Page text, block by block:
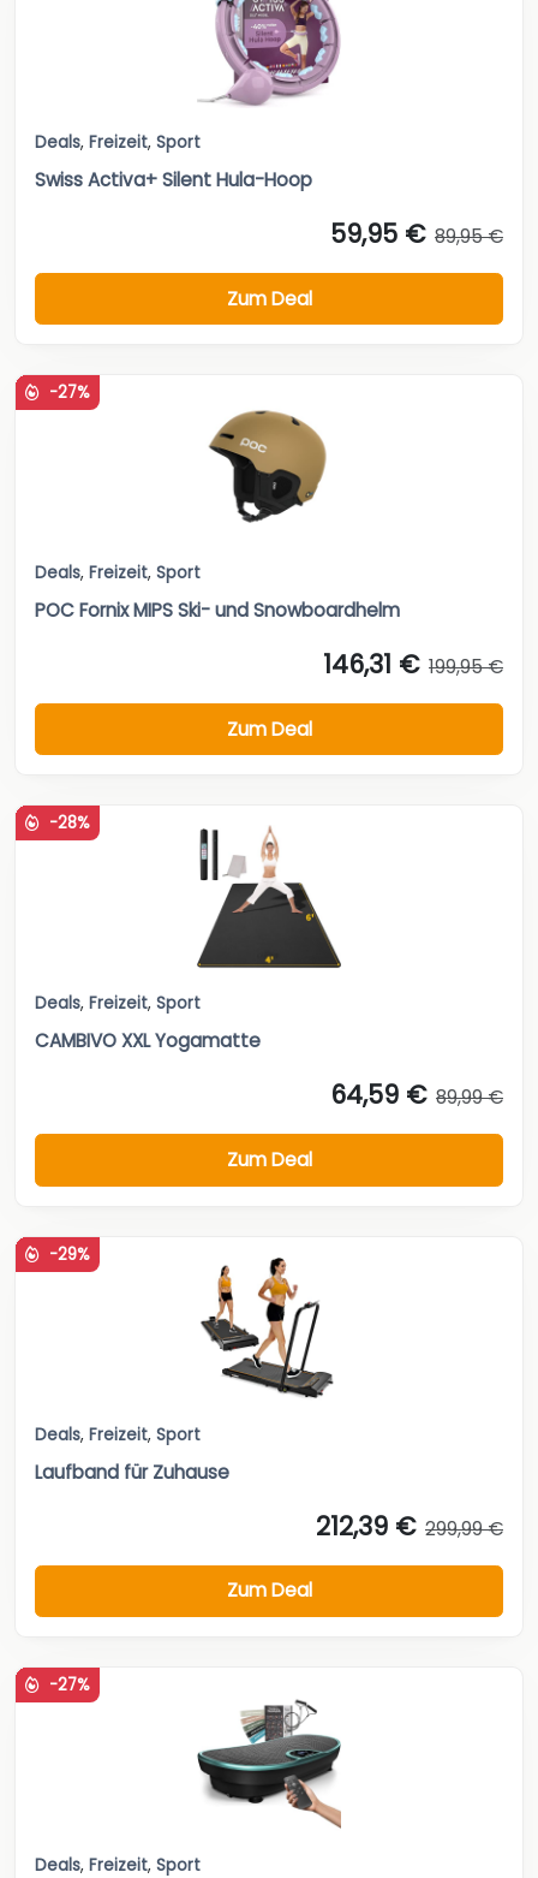
Deals, Freizeit, Sport
Swiss Activa+ Silent Hula-Hoop
59,95 € 89,95 €
Zum Deal
-27%
Deals, Freizeit, Sport
POC Fornix MIPS Ski- und Snowboardhelm
146,31 € 199,95 €
Zum Deal
-28%
Deals, Freizeit, Sport
CAMBIVO XXL Yogamatte
64,59 € 89,99 €
Zum Deal
-29%
Deals, Freizeit, Sport
Laufband für Zuhause
212,39 € 299,99 €
Zum Deal
-27%
Deals, Freizeit, Sport